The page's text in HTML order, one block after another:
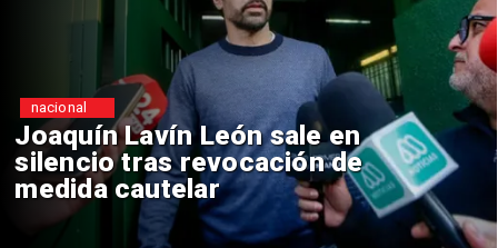
en
de
Chile y Venezuela
reinicio de
consulares
nacional